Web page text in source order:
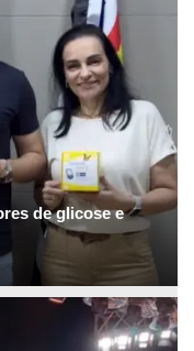
de glicose e